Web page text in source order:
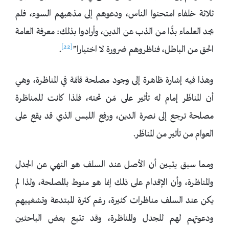
ثلاثة خلفاء امتحنوا الناس، ودعوهم إلى مذهبهم السوء، فلم
يجد العلماء بدًّا من الذب عن الدين، وأرادوا بذلك: معرفة العامة
الحق من الباطل، فناظروهم ضرورة لا اختيارا”[22]
.
وهذا فيه إشارة ظاهرة إلى وجود مصلحة قائمة في المناظرة، وهي
أن المناظَر إمام له تأثير على مَن تحته، فلذا كانت للمناظرة
مصلحة ترجع إلى نصرة الدين، ورفع اللبس الذي قد يقع على
العوام من تأثير من المناظَر.
ومما سبق يتبين أن الأصل عند السلف هو النهي عن الجدل
والمناظرة، وأن الإقدام على ذلك إنما هو منوط بالمصلحة، ولذا لم
يكن عند السلف مناظرات كثيرة، رغم كثرة المبتدعة وتشغيبهم
ودعوتهم لهم للجدل والمناظرة، وقد تتبع بعض الباحثين